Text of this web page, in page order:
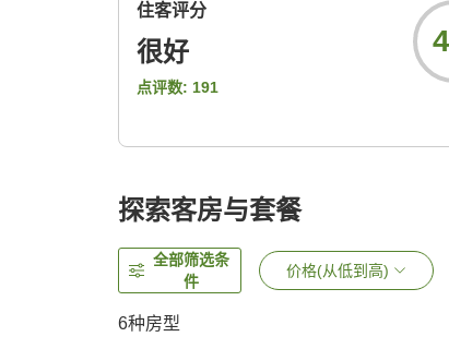
住客评分
很好
点评数: 191
探索客房与套餐
全部筛选条
件
价格(从低到高)
6种房型